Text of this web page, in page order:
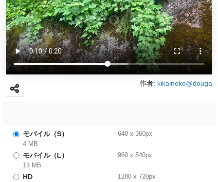
作者: kikainoko@douga
モバイル（S） 640x 360px
4 MB
モバイル（L） 960x 540px
13 MB
HD 1280x 720px